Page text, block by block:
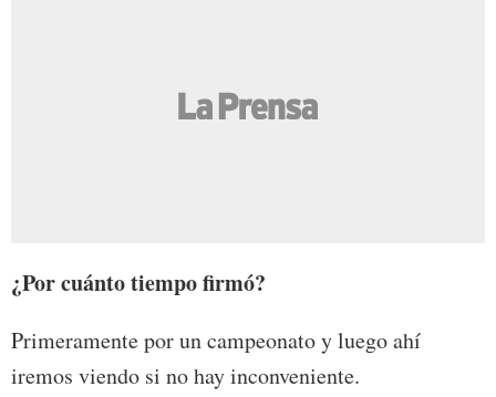
¿Por cuánto tiempo firmó?
Primeramente por un campeonato y luego ahí
iremos viendo si no hay inconveniente.